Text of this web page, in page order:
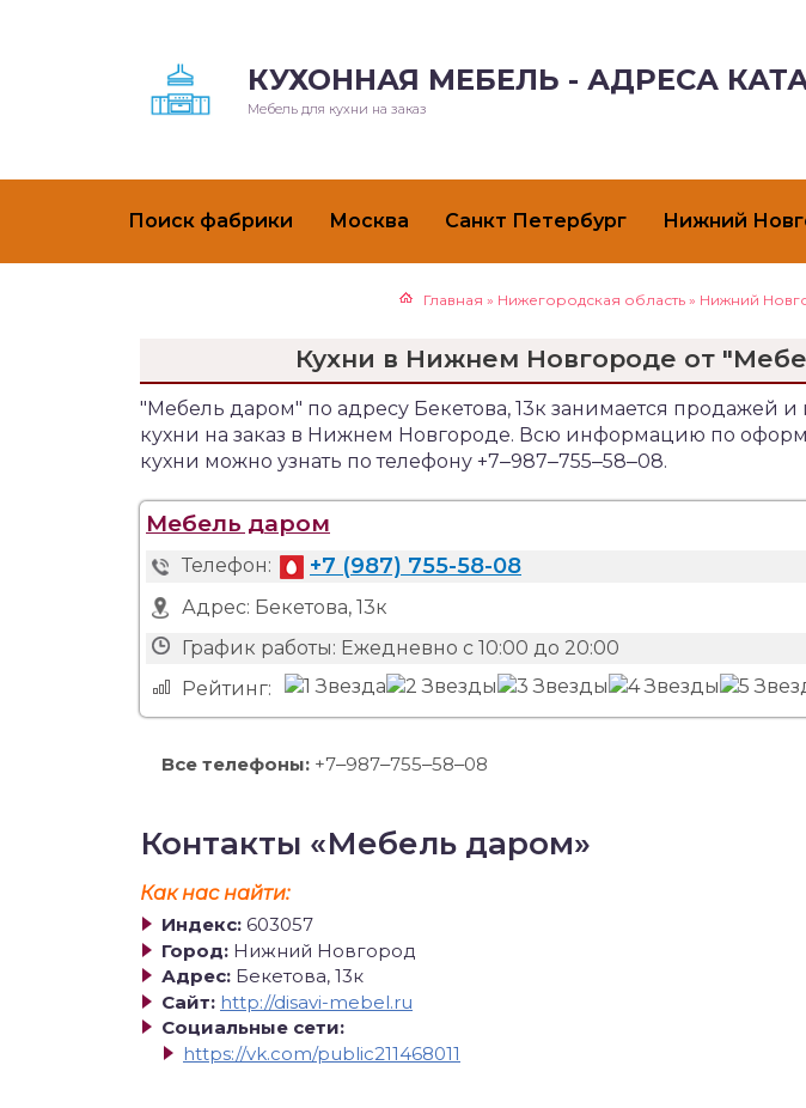
КУХОННАЯ МЕБЕЛЬ - АДРЕСА
Мебель для кухни на заказ
Поиск фабрики Москва Санкт Петербург Нижний
Главная » Нижегородская область » Нижний
Кухни в Нижнем Новгороде от
"Мебель даром" по адресу Бекетова, 13к занимается продажей
кухни на заказ в Нижнем Новгороде. Всю информацию по
кухни можно узнать по телефону +7‒987‒755‒58‒08.
Мебель даром
Телефон: +7 (987) 755-58-08
Адрес: Бекетова, 13к
График работы: Ежедневно с 10:00 до 20:00
Рейтинг:
Все телефоны: +7‒987‒755‒58‒08
Контакты «Мебель даром»
Как нас найти:
Индекс: 603057
Город: Нижний Новгород
Адрес: Бекетова, 13к
Сайт: http://disavi-mebel.ru
Социальные сети:
https://vk.com/public211468011